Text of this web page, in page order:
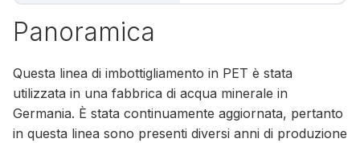
Panoramica
Questa linea di imbottigliamento in PET è stata
utilizzata in una fabbrica di acqua minerale in
Germania. È stata continuamente aggiornata, pertanto
in questa linea sono presenti diversi anni di produzione